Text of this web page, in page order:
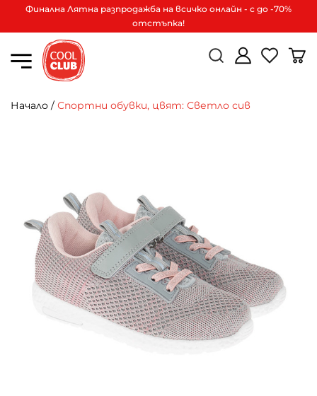
Финална Лятна разпродажба на всичко онлайн - с до -70%
отстъпка!
Начало / Спортни обувки, цвят: Светло сив